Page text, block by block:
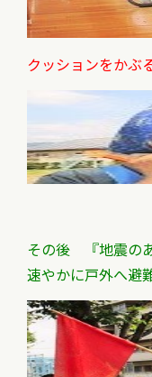
クッションをか
その後 『地震の
速やかに戸外へ避